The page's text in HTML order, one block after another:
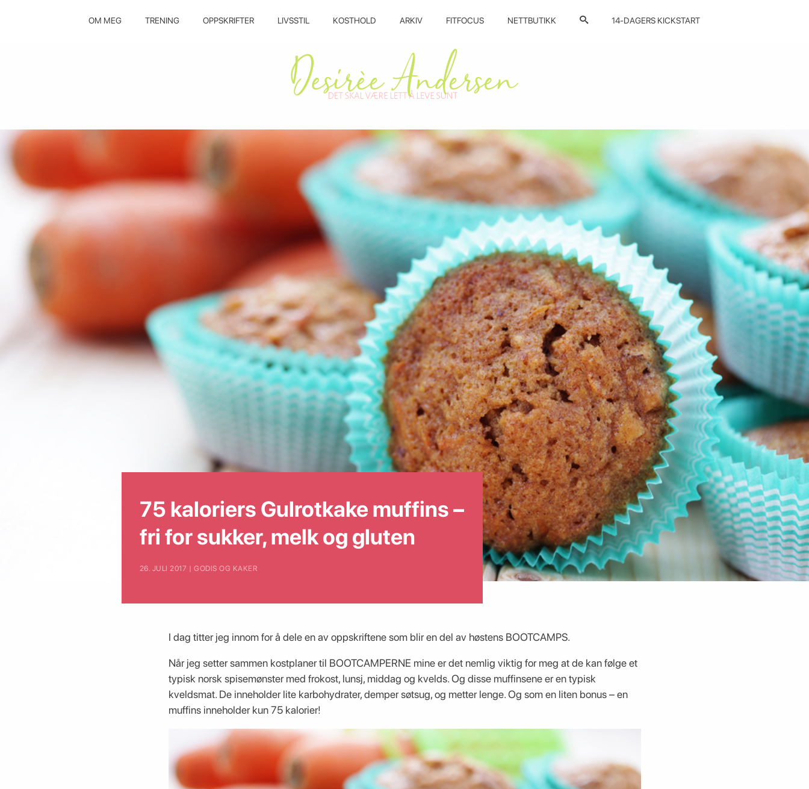
OM MEG TRENING OPPSKRIFTER LIVSSTIL KOSTHOLD ARKIV FITFOCUS NETTBUTIKK 14-DAGERS KICKSTART
75 kaloriers Gulrotkake muffins –
fri for sukker, melk og gluten
26. JULI 2017 | GODIS OG KAKER
I dag titter jeg innom for å dele en av oppskriftene som blir en del av høstens BOOTCAMPS.
Når jeg setter sammen kostplaner til BOOTCAMPERNE mine er det nemlig viktig for meg at de kan følge et
typisk norsk spisemønster med frokost, lunsj, middag og kvelds. Og disse muffinsene er en typisk
kveldsmat. De inneholder lite karbohydrater, demper søtsug, og metter lenge. Og som en liten bonus – en
muffins inneholder kun 75 kalorier!